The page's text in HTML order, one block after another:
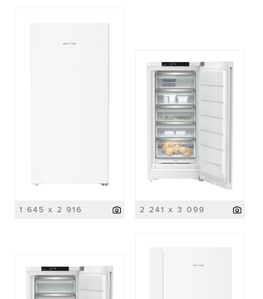
1 645 x 2 916 2 241 x 3 099